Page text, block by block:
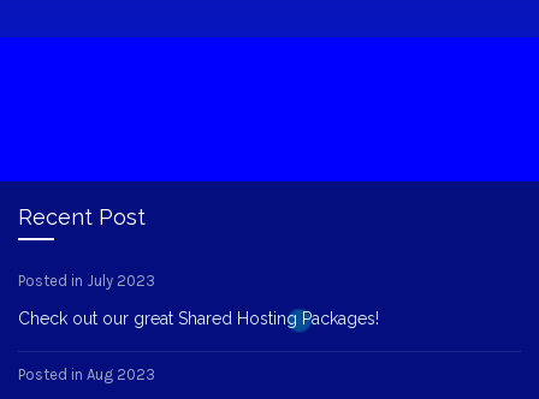
Recent Post
Posted in July 2023
Check out our great Shared Hosting Packages!
Posted in Aug 2023